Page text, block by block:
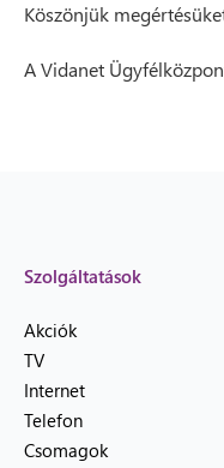
Köszönjük
A Vidanet
Szolgáltatások
Akciók
TV
Internet
Telefon
Csomagok